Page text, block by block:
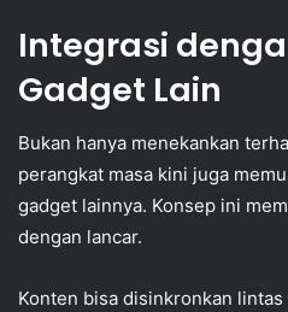
Integrasi
Gadget Lain
Bukan hanya menekankan
perangkat masa kini juga
gadget lainnya. Konsep ini
dengan lancar.
Konten bisa disinkronkan